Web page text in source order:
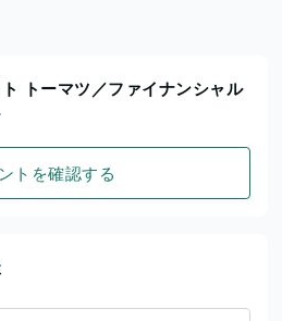
トーマツ／ファイナンシャル
トを確認する